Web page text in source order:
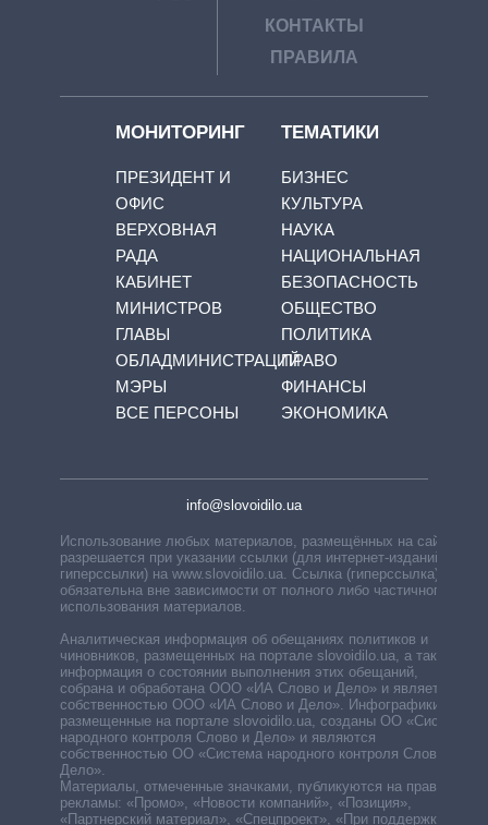
КОНТАКТЫ
ПРАВИЛА
МОНИТОРИНГ
ПРЕЗИДЕНТ И
ОФИС
ВЕРХОВНАЯ
РАДА
КАБИНЕТ
МИНИСТРОВ
ГЛАВЫ
ОБЛАДМИНИСТРАЦИЙ
МЭРЫ
ВСЕ ПЕРСОНЫ
ТЕМАТИКИ
БИЗНЕС
КУЛЬТУРА
НАУКА
НАЦИОНАЛЬНАЯ
БЕЗОПАСНОСТЬ
ОБЩЕСТВО
ПОЛИТИКА
ПРАВО
ФИНАНСЫ
ЭКОНОМИКА
info@slovoidilo.ua
Использование любых материалов, размещённых на сайте,
разрешается при указании ссылки (для интернет-изданий —
гиперссылки) на www.slovoidilo.ua. Ссылка (гиперссылка)
обязательна вне зависимости от полного либо частичного
использования материалов.
Аналитическая информация об обещаниях политиков и
чиновников, размещенных на портале slovoidilo.ua, а также
информация о состоянии выполнения этих обещаний,
собрана и обработана ООО «ИА Слово и Дело» и является
собственностью ООО «ИА Слово и Дело». Инфографики,
размещенные на портале slovoidilo.ua, созданы ОО «Система
народного контроля Слово и Дело» и являются
собственностью ОО «Система народного контроля Слово и
Дело».
Материалы, отмеченные значками, публикуются на правах
рекламы: «Промо», «Новости компаний», «Позиция»,
«Партнерский материал», «Спецпроект», «При поддержке».